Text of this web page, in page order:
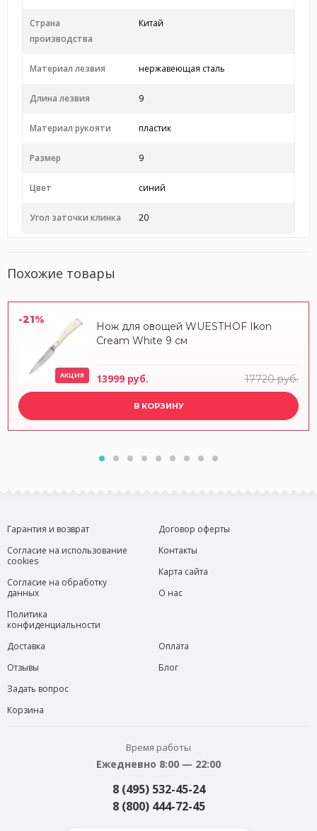
Страна
производства
Китай
Материал лезвия нержавеющая сталь
Длина лезвия 9
Материал рукояти пластик
Размер 9
Цвет синий
Угол заточки клинка 20
Похожие товары
-21%
АКЦИЯ
Нож для овощей WUESTHOF Ikon
Cream White 9 см
13999 руб. 17720 руб.
В КОРЗИНУ
Гарантия и возврат
Согласие на использование
cookies
Согласие на обработку
данных
Политика
конфиденциальности
Договор оферты
Контакты
Карта сайта
О нас
Доставка
Отзывы
Задать вопрос
Корзина
Оплата
Блог
Время работы
Ежедневно 8:00 — 22:00
8 (495) 532-45-24
8 (800) 444-72-45